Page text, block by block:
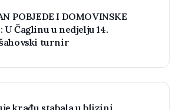
POBJEDE I DOMOVINSKE
U Čaglinu u nedjelju 14.
turnir
krađu stabala u blizini